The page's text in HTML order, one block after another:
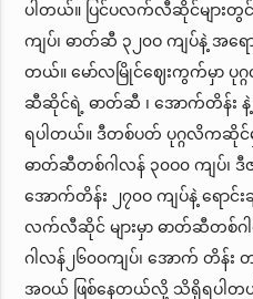
ပါတယ်။ ပြင်ပလက်လီဆိုင်များတွ
ကျပ်၊ ဓာတ်ဆီ ၃၂၀ဝ ကျပ်နဲ့ အရ
တယ်။ မော်လမြိုင်ဈေးကွက်မှာ ပု
ဆီဆိုင်ရဲ့ ဓာတ်ဆီ ၊ အောက်တိန်း
ရပါတယ်။ ဒီတစ်ပတ် ပုဂ္ဂလိကဆိုင်မှာ
ဓာတ်ဆီတစ်ဂါလန် ၃၀ဝ၀ ကျပ်၊ ဒီ
အောက်တိန်း ၂၇၀ဝ ကျပ်နဲ့ ရော
လက်လီဆိုင် များမှာ ဓာတ်ဆီတစ်ဂ
ဂါလန်၂၆၀ဝကျပ်၊ အောက် တိန်း
အဝယ် ဖြစ်နေတယ်လို့ သိရှိရပါတ